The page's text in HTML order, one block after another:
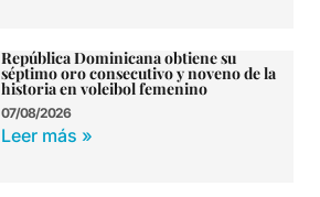
República Dominicana obtiene su
séptimo oro consecutivo y noveno de la
historia en voleibol femenino
07/08/2026
Leer más »